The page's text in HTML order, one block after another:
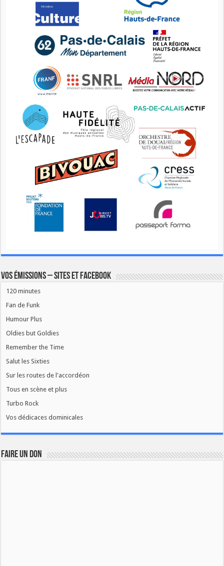
Vos émissions – Sites et Facebook
120 minutes
Fan de Funk
Humour Plus
Oldies but Goldies
Remember the Time
Salut les Sixties
Sur les routes de l'accordéon
Tous en scène et plus
Turbo Rock
Vos dédicaces dominicales
FAIRE UN DON